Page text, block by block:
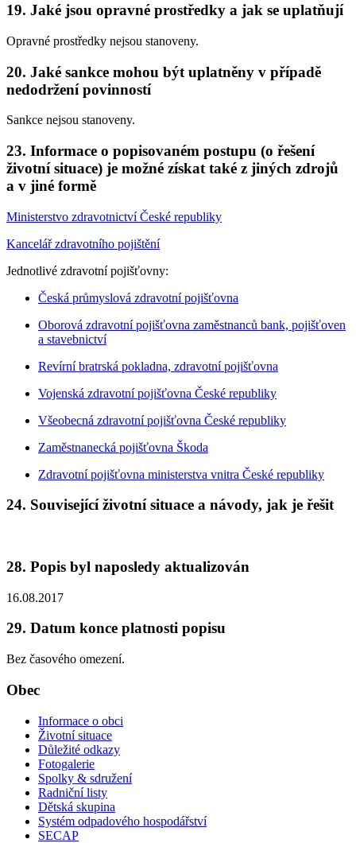
19. Jaké jsou opravné prostředky a jak se uplatňují
Opravné prostředky nejsou stanoveny.
20. Jaké sankce mohou být uplatněny v případě
nedodržení povinností
Sankce nejsou stanoveny.
23. Informace o popisovaném postupu (o řešení
životní situace) je možné získat také z jiných zdrojů
a v jiné formě
Ministerstvo zdravotnictví České republiky
Kancelář zdravotního pojištění
Jednotlivé zdravotní pojišťovny:
Česká průmyslová zdravotní pojišťovna
Oborová zdravotní pojišťovna zaměstnanců bank, pojišťoven
a stavebnictví
Revírní bratrská pokladna, zdravotní pojišťovna
Vojenská zdravotní pojišťovna České republiky
Všeobecná zdravotní pojišťovna České republiky
Zaměstnanecká pojišťovna Škoda
Zdravotní pojišťovna ministerstva vnitra České republiky
24. Související životní situace a návody, jak je řešit
28. Popis byl naposledy aktualizován
16.08.2017
29. Datum konce platnosti popisu
Bez časového omezení.
Obec
Informace o obci
Životní situace
Důležité odkazy
Fotogalerie
Spolky & sdružení
Radniční listy
Dětská skupina
Systém odpadového hospodářství
SECAP